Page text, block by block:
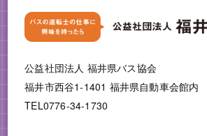
公益社団法人 福井県バス協会
福井市西谷1-1401 福井県自動車会館内
TEL0776-34-1730